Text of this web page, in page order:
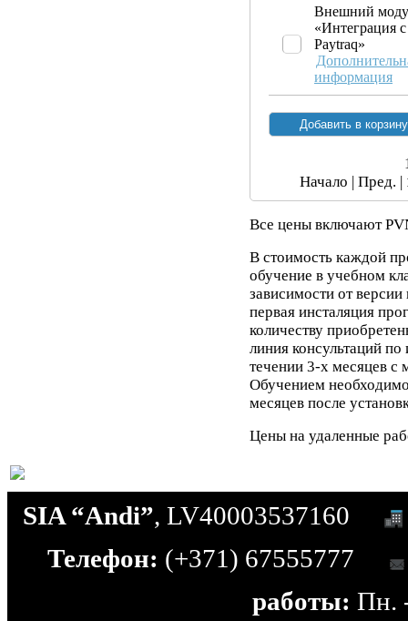
Внешний
«Интеграция
Paytraq»
информация
Начало | Пред. |
Все цены включают
В стоимость каждой
обучение в учебном
зависимости от
первая инсталяция
количеству
линия консультаций
течении 3-х месяцев с
Обучением
месяцев после
Цены на удаленные
SIA “Andi”, LV40003537160
Телефон: (+371) 67555777
работы: Пн.